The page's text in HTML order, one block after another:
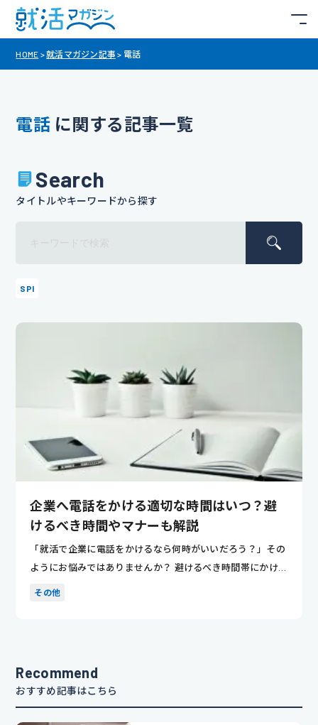
HOME >就活マガジン記事 > 電話
電話 に関する記事一覧
Search
タイトルやキーワードから探す
SPI
企業へ電話をかける適切な時間はいつ？避
けるべき時間やマナーも解説
「就活で企業に電話をかけるなら何時がいいだろう？」その
ようにお悩みではありませんか？ 避けるべき時間帯にかけて
その他
Recommend
おすすめ記事はこちら